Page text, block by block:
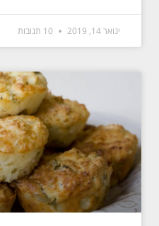
ינואר 14, 2019